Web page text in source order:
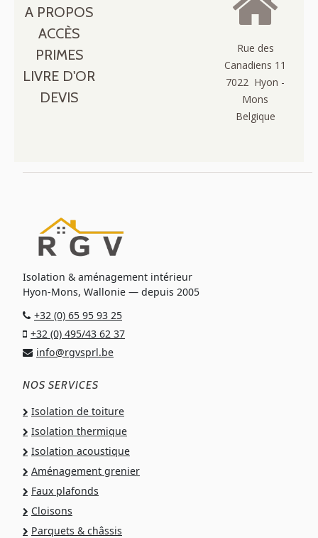
A PROPOS
ACCÈS
PRIMES
LIVRE D'OR
DEVIS
Rue des
Canadiens 11
7022 Hyon -
Mons
Belgique
Isolation & aménagement intérieur
Hyon-Mons, Wallonie — depuis 2005
+32 (0) 65 95 93 25
+32 (0) 495/43 62 37
info@rgvsprl.be
NOS SERVICES
Isolation de toiture
Isolation thermique
Isolation acoustique
Aménagement grenier
Faux plafonds
Cloisons
Parquets & châssis